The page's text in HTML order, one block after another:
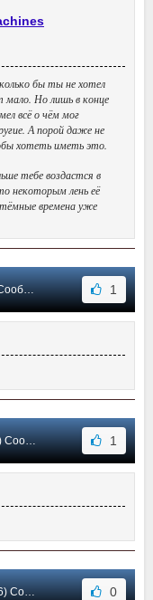
бы ты не хотел
мало. Но лишь в конце
всё о чём мог
А порой даже не
хотеть иметь это.
тебе воздастся в
некоторым лень её
времена уже
#5 1
#4 1
#3 0